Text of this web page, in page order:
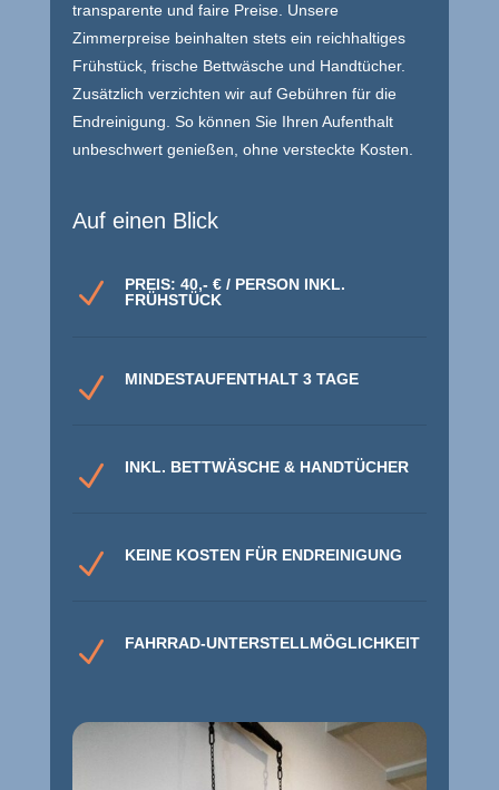
transparente und faire Preise. Unsere
Zimmerpreise beinhalten stets ein reichhaltiges
Frühstück, frische Bettwäsche und Handtücher.
Zusätzlich verzichten wir auf Gebühren für die
Endreinigung. So können Sie Ihren Aufenthalt
unbeschwert genießen, ohne versteckte Kosten.
Auf einen Blick
N
PREIS: 40,- € / PERSON INKL.
FRÜHSTÜCK
N MINDESTAUFENTHALT 3 TAGE
N INKL. BETTWÄSCHE & HANDTÜCHER
N KEINE KOSTEN FÜR ENDREINIGUNG
N FAHRRAD-UNTERSTELLMÖGLICHKEIT